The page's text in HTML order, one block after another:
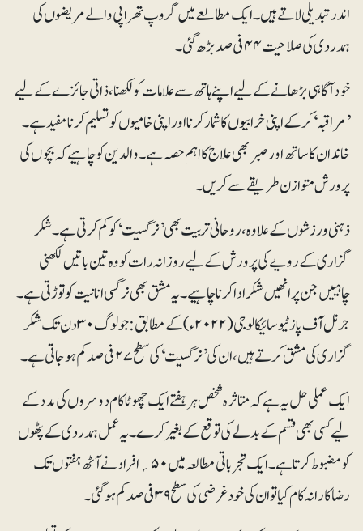
اندر تبدیلی لاتے ہیں۔ ایک مطالعے میں گروپ تھراپی والے مریضوں کی
ہمدردی کی صلاحیت ۴۴فی صد بڑھ گئی۔
خود آگاہی بڑھانے کے لیے اپنے ہاتھ سے علامات کو لکھنا، ذاتی جائزے کے لیے
’مراقبہ‘ کرکے اپنی خرابیوں کا شمار کرنا اور اپنی خامیوں کو تسلیم کرنا مفید ہے۔
خاندان کا ساتھ اور صبر بھی علاج کا اہم حصہ ہے۔ والدین کو چاہیے کہ بچوں کی
پرورش متوازن طریقے سے کریں۔
ذہنی ورزشوں کے علاوہ، روحانی تربیت بھی ’نرگسیت‘ کو کم کرتی ہے۔ شکر
گزاری کے رویے کی پرورش کے لیے روزانہ رات کو وہ تین باتیں لکھنی
چاہییں جن پر انھیں شکر ادا کرنا چاہیے۔ یہ مشق بھی نرگسی انانیت کو توڑتی ہے۔
جرنل آف پازٹیو سائیکالوجی (۲۰۲۲ء) کے مطابق: جو لوگ ۳۰ دن تک شکر
گزاری کی مشق کرتے ہیں، ان کی ’نرگسیت‘ کی سطح ۲۷ فی صد کم ہوجاتی ہے۔
ایک عملی حل یہ ہے کہ متاثرہ شخص ہر ہفتے ایک چھوٹا کام دوسروں کی مدد کے
لیے کسی بھی قسم کے بدلے کی توقع کے بغیر کرے۔ یہ عمل ہمدردی کے پٹھوں
کو مضبوط کرتا ہے۔ ایک تجرباتی مطالعہ میں ۵۰؍ افراد نے آٹھ ہفتوں تک
رضاکارانہ کام کیا تو ان کی خود غرضی کی سطح ۳۹ فی صدکم ہوگئی۔